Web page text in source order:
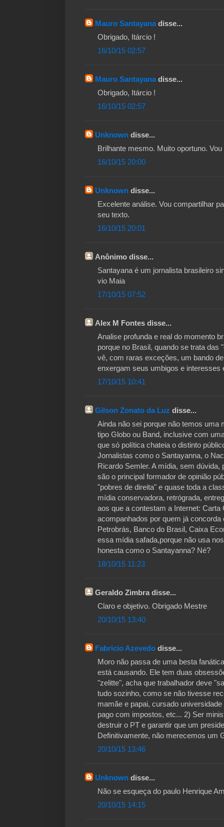
Mauro Santayanadisse...
Obrigado, Itárcio !
16/10/15 02:57
Mauro Santayanadisse...
Obrigado, Itárcio !
16/10/15 02:57
Unknown disse...
Brilhante mesmo. Muito oportuno.
16/10/15 20:00
Unknown disse...
Excelente análise. Vou compartilhar
seu texto.
16/10/15 20:01
Anônimo disse...
Santayana é um jornalista brasileiro
vio Maia
17/10/15 07:52
Alex M Fontes disse...
Analise profunda e real do momento
porque no Brasil, quando se trata das
vê, com raras exceções, um bando
enxergam seus umbigos e interesses
17/10/15 10:41
Gilson Zonato da Luz disse...
Ainda não sei porque não temos uma
tipo Globo ou Band, inclusive com
que só política chateia o distinto
Jornalistas como o Santayanna, o
Ricardo Semler. A mídia, sem
são o principal formador de opinião
"pobres de direita" e quase toda a
mídia conservadora, retrógrada,
aos que a contestam a Internet:
acompanhados por quem já
Petrobrás, Banco do Brasil, Caixa
essa mídia safada,porque não usa
honesta como o Santayanna? Né?
18/10/15 11:23
Geraldo Zimbra disse...
Claro e objetivo. Obrigado Mestre
20/10/15 13:40
Fabricio Azevedo disse...
Moro não passa de uma besta
está causando. Ele tem duas
"zelitte", acha que trabalhador deve
tudo sozinho, como se não tivesse
mamãe e papai, cursado
pago com impostos, etc... 2) Ser
destruir o PT e garantir que um
Definitivamente, não merecemos um
20/10/15 13:46
Unknown disse...
Não se esqueça do paulo Henrique
20/10/15 14:15